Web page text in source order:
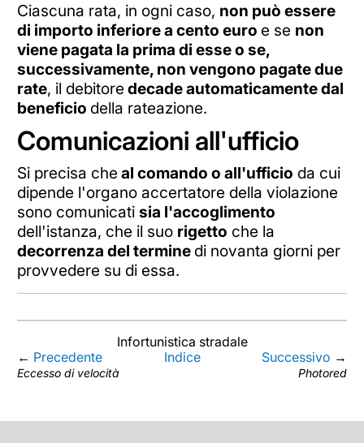
Ciascuna rata, in ogni caso, non può essere
di importo inferiore a cento euro e se non
viene pagata la prima di esse o se,
successivamente, non vengono pagate due
rate, il debitore decade automaticamente dal
beneficio della rateazione.
Comunicazioni all'ufficio
Si precisa che al comando o all'ufficio da cui
dipende l'organo accertatore della violazione
sono comunicati sia l'accoglimento
dell'istanza, che il suo rigetto che la
decorrenza del termine di novanta giorni per
provvedere su di essa.
Infortunistica stradale
← Precedente
Eccesso di velocità
Indice Successivo →
Photored